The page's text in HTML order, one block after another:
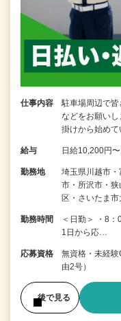
仕事内容
駐車場周辺で
などをお願い
掛けから始め
給与 日給10,200円
勤務地
埼玉県川越市
市・所沢市・
区・さいたま
勤務時間
＜日勤＞ ・8
1日から応…
応募資格
無資格・未経
由2号）
後で見る